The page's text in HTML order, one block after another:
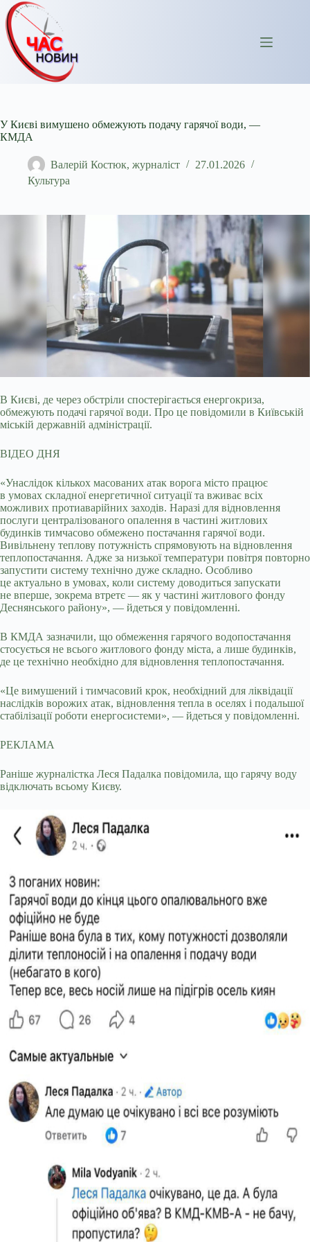
Перейти
до
вмісту
У Києві вимушено обмежують подачу гарячої води, —
КМДА
Валерій Костюк, журналіст
27.01.2026
Культура
В Києві, де через обстріли спостерігається енергокриза,
обмежують подачі гарячої води. Про це повідомили в Київській
міській державній адміністрації.
ВІДЕО ДНЯ
«Унаслідок кількох масованих атак ворога місто працює
в умовах складної енергетичної ситуації та вживає всіх
можливих протиаварійних заходів. Наразі для відновлення
послуги централізованого опалення в частині житлових
будинків тимчасово обмежено постачання гарячої води.
Вивільнену теплову потужність спрямовують на відновлення
теплопостачання. Адже за низької температури повітря повторно
запустити систему технічно дуже складно. Особливо
це актуально в умовах, коли систему доводиться запускати
не вперше, зокрема втретє — як у частині житлового фонду
Деснянського району», — йдеться у повідомленні.
В КМДА зазначили, що обмеження гарячого водопостачання
стосується не всього житлового фонду міста, а лише будинків,
де це технічно необхідно для відновлення теплопостачання.
«Це вимушений і тимчасовий крок, необхідний для ліквідації
наслідків ворожих атак, відновлення тепла в оселях і подальшої
стабілізації роботи енергосистеми», — йдеться у повідомленні.
РЕКЛАМА
Раніше журналістка Леся Падалка повідомила, що гарячу воду
відключать всьому Києву.